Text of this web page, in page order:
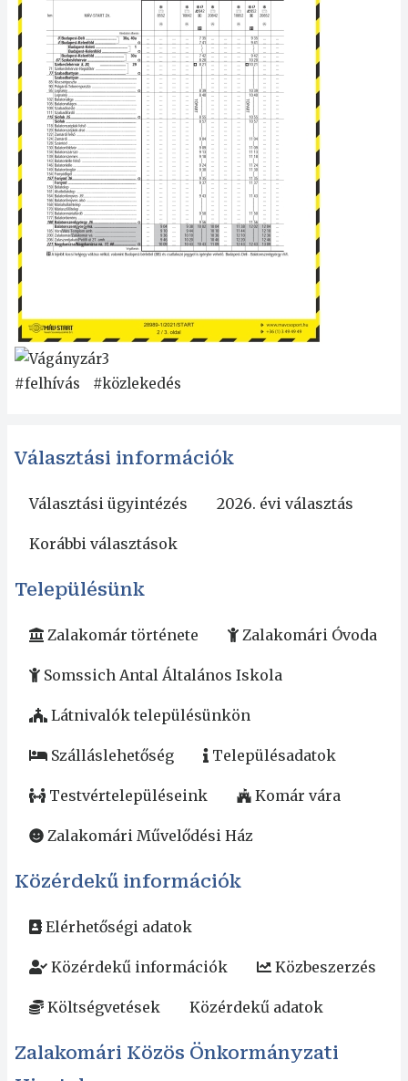
#felhívás #közlekedés
Választási információk
Választási ügyintézés 2026. évi választás
Korábbi választások
Településünk
Zalakomár története Zalakomári Óvoda
Somssich Antal Általános Iskola
Látnivalók településünkön
Szálláslehetőség Településadatok
Testvértelepüléseink Komár vára
Zalakomári Művelődési Ház
Közérdekű információk
Elérhetőségi adatok
Közérdekű információk Közbeszerzés
Költségvetések Közérdekű adatok
Zalakomári Közös Önkormányzati